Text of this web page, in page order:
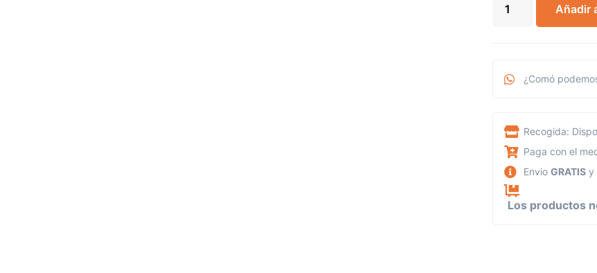
Añadir
¿Comó
Recogida:
Paga con el
Envio GRATISy
Los productos